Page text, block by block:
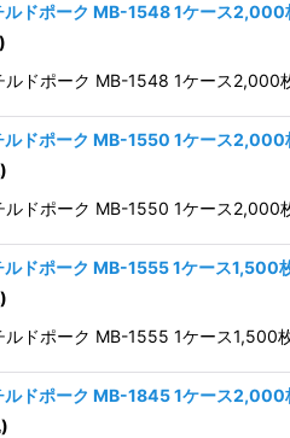
ルドポーク MB-1548 1ケース2,000
ルドポーク MB-1548 1ケース
ルドポーク MB-1550 1ケース2,000
ルドポーク MB-1550 1ケース
ルドポーク MB-1555 1ケース1,500
ルドポーク MB-1555 1ケース
ルドポーク MB-1845 1ケース2,000